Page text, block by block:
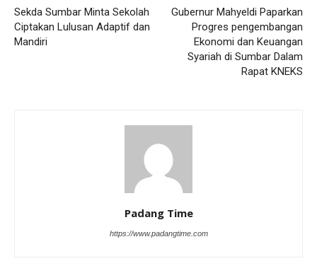
Sekda Sumbar Minta Sekolah
Ciptakan Lulusan Adaptif dan
Mandiri
Gubernur Mahyeldi Paparkan
Progres pengembangan
Ekonomi dan Keuangan
Syariah di Sumbar Dalam
Rapat KNEKS
Padang Time
https://www.padangtime.com